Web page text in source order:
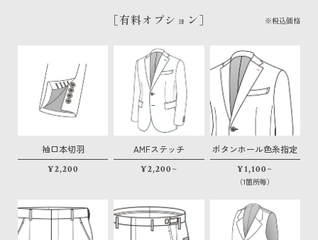
［有料オプション］ ※税込価格
袖口本切羽
¥2,200
AMFステッチ
¥2,200~
ボタンホール色糸指定
¥1,100~
（1箇所毎）